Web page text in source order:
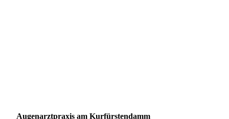
Augenarztpraxis am Kurfürstendamm